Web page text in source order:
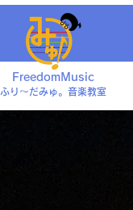
FreedomMusic
ふり〜だみゅ。音楽教室